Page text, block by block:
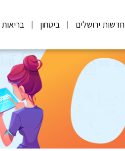
חדשות ירושלים ביטחון בריאות